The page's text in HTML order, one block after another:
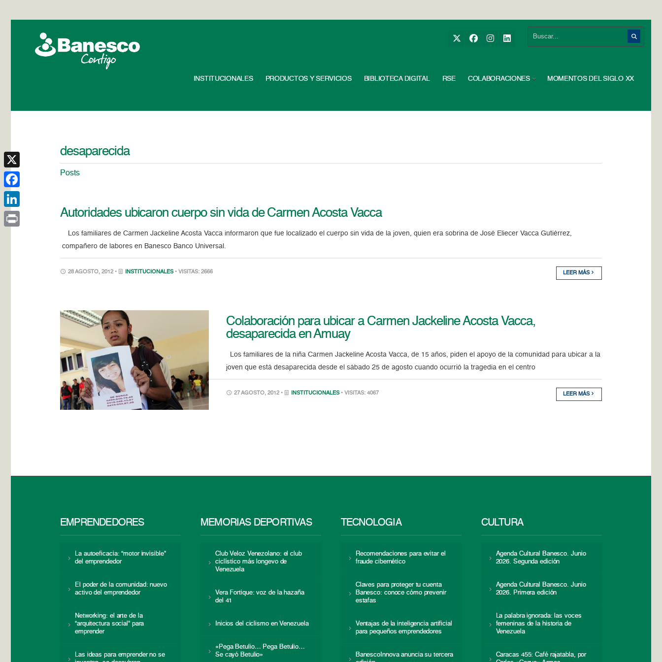
INSTITUCIONALES PRODUCTOS Y SERVICIOS BIBLIOTECA DIGITAL RSE COLABORACIONES MOMENTOS DEL SIGLO XX
desaparecida
Posts
Autoridades ubicaron cuerpo sin vida de Carmen Acosta Vacca
Los familiares de Carmen Jackeline Acosta Vacca informaron que fue localizado el cuerpo sin vida de la joven, quien era sobrina de José Eliecer Vacca Gutiérrez,
compañero de labores en Banesco Banco Universal.
28 AGOSTO, 2012 • INSTITUCIONALES • VISITAS: 2666 LEER MÁS
Colaboración para ubicar a Carmen Jackeline Acosta Vacca,
desaparecida en Amuay
Los familiares de la niña Carmen Jackeline Acosta Vacca, de 15 años, piden el apoyo de la comunidad para ubicar a la
joven que está desaparecida desde el sábado 25 de agosto cuando ocurrió la tragedia en el centro
27 AGOSTO, 2012 • INSTITUCIONALES • VISITAS: 4067 LEER MÁS
EMPRENDEDORES
La autoeficacia: “motor invisible”
del emprendedor
El poder de la comunidad: nuevo
activo del emprendedor
Networking: el arte de la
“arquitectura social” para
emprender
Las ideas para emprender no se
MEMORIAS DEPORTIVAS
Club Veloz Venezolano: el club
ciclístico más longevo de
Venezuela
Vera Fortique: voz de la hazaña
del 41
Inicios del ciclismo en Venezuela
«Pega Betulio… Pega Betulio…
Se cayó Betulio»
TECNOLOGÍA
Recomendaciones para evitar el
fraude cibernético
Claves para proteger tu cuenta
Banesco: conoce cómo prevenir
estafas
Ventajas de la inteligencia artificial
para pequeños emprendedores
BanescoInnova anuncia su tercera
CULTURA
Agenda Cultural Banesco. Junio
2026. Segunda edición
Agenda Cultural Banesco. Junio
2026. Primera edición
La palabra ignorada: las voces
femeninas de la historia de
Venezuela
Caracas 455: Café rajatabla, por
X
Facebook
LinkedIn